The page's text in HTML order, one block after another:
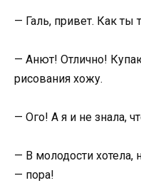
— Галь, привет. Как ты
— Анют! Отлично!
рисования хожу.
— Ого! А я и не знала,
— В молодости хотела,
— пора!